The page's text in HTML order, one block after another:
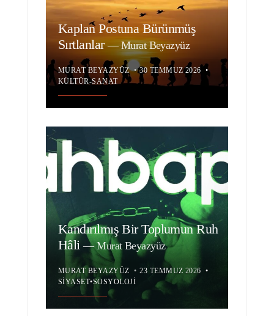
Kaplan Postuna Bürünmüş
Sırtlanlar—Murat Beyazyüz
MURAT BEYAZYÜZ • 30 TEMMUZ 2026 •
KÜLTÜR-SANAT
Kandırılmış Bir Toplumun Ruh
Hâli—Murat Beyazyüz
MURAT BEYAZYÜZ • 23 TEMMUZ 2026 •
SIYASET•SOSYOLOJI